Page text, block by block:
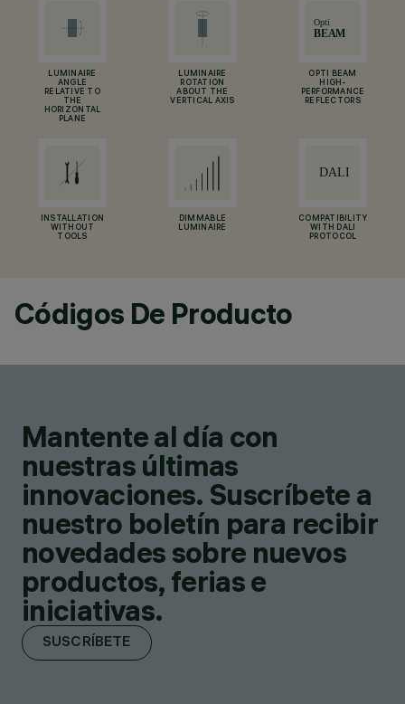
LUMINAIRE
ANGLE
RELATIVE TO
THE
HORIZONTAL
PLANE
LUMINAIRE
ROTATION
ABOUT THE
VERTICAL AXIS
OPTI BEAM
HIGH-
PERFORMANCE
REFLECTORS
INSTALLATION
WITHOUT
TOOLS
DIMMABLE
LUMINAIRE
COMPATIBILITY
WITH DALI
PROTOCOL
Códigos De Producto
Mantente al día con
nuestras últimas
innovaciones. Suscríbete a
nuestro boletín para recibir
novedades sobre nuevos
productos, ferias e
iniciativas.
SUSCRÍBETE